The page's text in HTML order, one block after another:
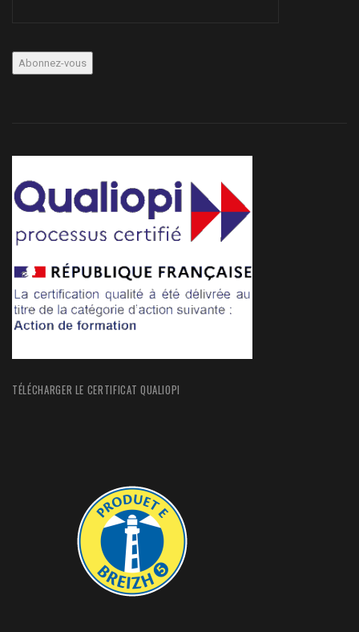
TÉLÉCHARGER LE CERTIFICAT QUALIOPI